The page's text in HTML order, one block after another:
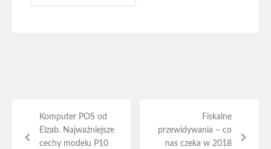
Komputer POS od
Elzab. Najważniejsze
cechy modelu P10
Fiskalne
przewidywania – co
nas czeka w 2018